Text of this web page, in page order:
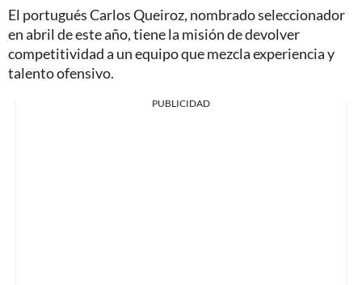
El portugués Carlos Queiroz, nombrado seleccionador
en abril de este año, tiene la misión de devolver
competitividad a un equipo que mezcla experiencia y
talento ofensivo.
PUBLICIDAD